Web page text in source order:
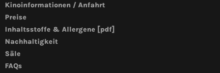
Kinoinformationen / Anfahrt
Preise
Inhaltsstoffe & Allergene [pdf]
Nachhaltigkeit
Säle
FAQs